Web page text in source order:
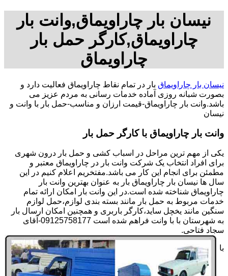
نیسان بار چاراویماق,وانت بار
چاراویماق,کارگر حمل بار
چاراویماق
نیسان بار چاراویماق بار در تمام نقاط چاراویماق فعالیت دارد و
بصورت شبانه روزی آماده خدمات رسانی به مردم عزیز می
باشد.وانت بار چاراویماق-قیمت ارزان و مناسب-حمل بار با وانت و
نیسان
وانت بار چاراویماق با کارگر حمل بار
یکی از مهم ترین مراحل در اسباب کشی و حمل بار درون شهری
برای افراد انتخاب یک شرکت وانت بار در چاراویماق معتبر و
مطمئن برای انجام این کار می باشد.مفتخریم اعلام کنیم در این
سال ها نیسان بار چاراویماق بار به عنوان بهترین وانت بار
چاراویماق شناخته شده است.در این وانت بار امکان ارائه تمام
خدمات مربوط به حمل بار مانند بسته بندی لوازم،حمل لوازم
سنگین مانند یخچل ساید،کارگر باربری و همچنین امکان ارسال بار
به شهرستان با با وانت فراهم شده است 09125758177-آقای
سجاد فتاحی.
با